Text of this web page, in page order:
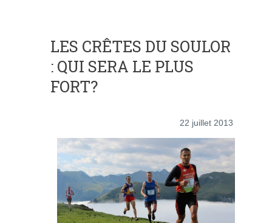
LES CRÊTES DU SOULOR
: QUI SERA LE PLUS
FORT?
22 juillet 2013